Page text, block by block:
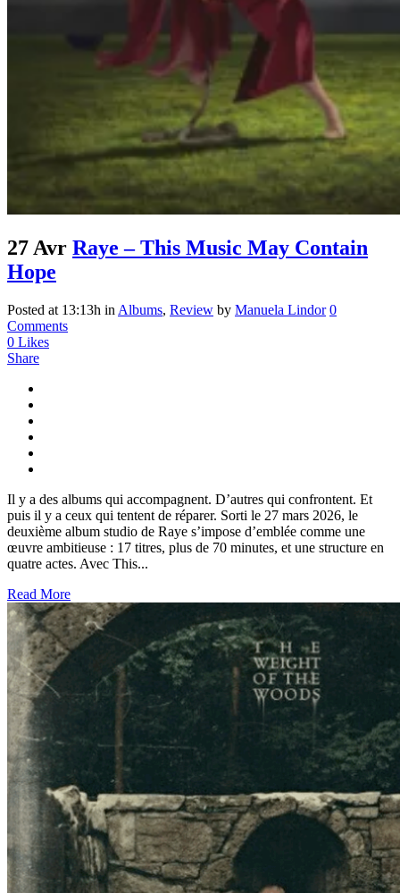
27 Avr Raye – This Music May Contain
Hope
Posted at 13:13h in Albums, Review by Manuela Lindor 0
Comments
0 Likes
Share
Il y a des albums qui accompagnent. D’autres qui confrontent. Et
puis il y a ceux qui tentent de réparer. Sorti le 27 mars 2026, le
deuxième album studio de Raye s’impose d’emblée comme une
œuvre ambitieuse : 17 titres, plus de 70 minutes, et une structure en
quatre actes. Avec This...
Read More